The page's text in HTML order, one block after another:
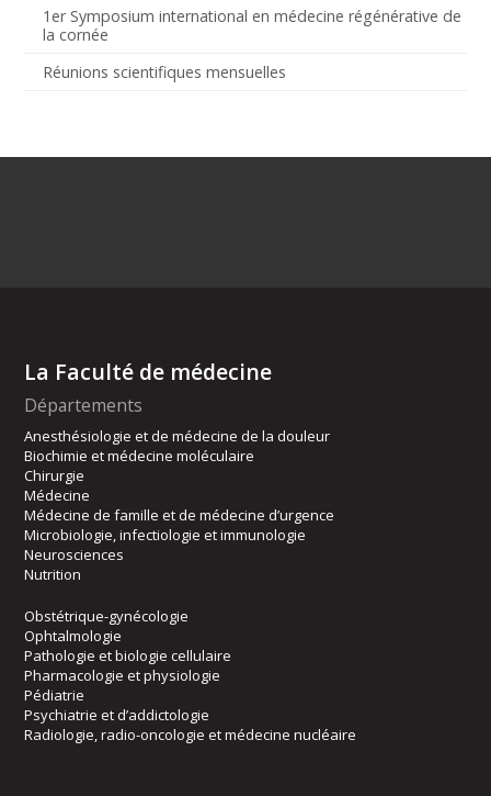
1er Symposium international en médecine régénérative de
la cornée
Réunions scientifiques mensuelles
La Faculté de médecine
Départements
Anesthésiologie et de médecine de la douleur
Biochimie et médecine moléculaire
Chirurgie
Médecine
Médecine de famille et de médecine d’urgence
Microbiologie, infectiologie et immunologie
Neurosciences
Nutrition
Obstétrique-gynécologie
Ophtalmologie
Pathologie et biologie cellulaire
Pharmacologie et physiologie
Pédiatrie
Psychiatrie et d’addictologie
Radiologie, radio-oncologie et médecine nucléaire